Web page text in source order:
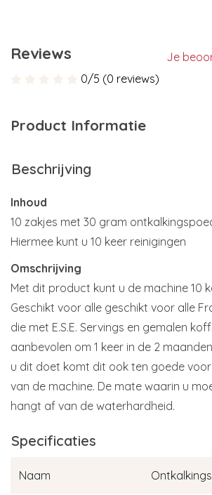
Reviews
Je
0/5 (0 reviews)
Product Informatie
Beschrijving
Inhoud
10 zakjes met 30 gram
Hiermee kunt u 10 keer reinigingen
Omschrijving
Met dit product kunt u de machine 10
Geschikt voor alle geschikt voor alle
die met E.S.E. Servings en gemalen
aanbevolen om 1 keer in de 2
u dit doet komt dit ook ten goede
van de machine. De mate waarin u
hangt af van de waterhardheid.
Specificaties
Naam